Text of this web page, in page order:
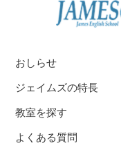
おしらせ
ジェイムズの特長
教室を探す
よくある質問